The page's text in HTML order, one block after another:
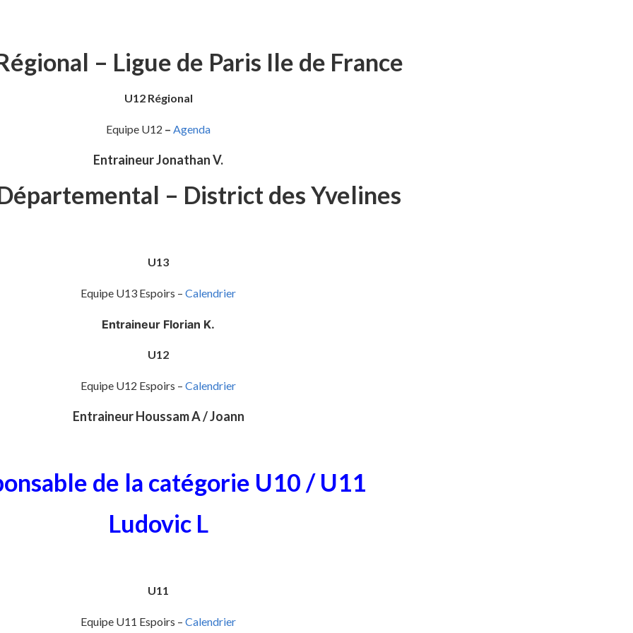
– Ligue de Paris Ile de France
U12 Régional
Equipe U12 – Agenda
Entraineur Jonathan V.
– District des Yvelines
U13
Equipe U13 Espoirs – Calendrier
Entraineur Florian K.
U12
Equipe U12 Espoirs – Calendrier
Entraineur Houssam A / Joann
de la catégorie U10 / U11
Ludovic L
U11
Equipe U11 Espoirs – Calendrier